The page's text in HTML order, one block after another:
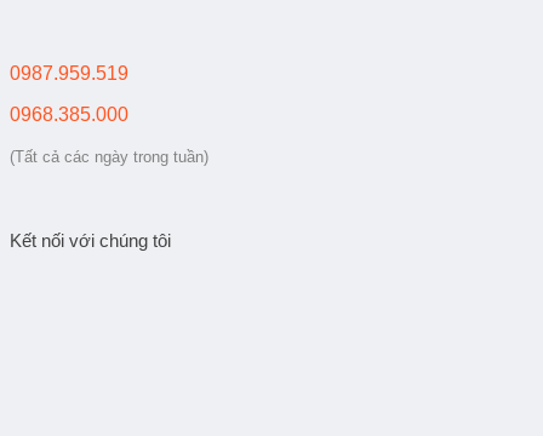
0987.959.519
0968.385.000
(Tất cả các ngày trong tuần)
Kết nối với chúng tôi